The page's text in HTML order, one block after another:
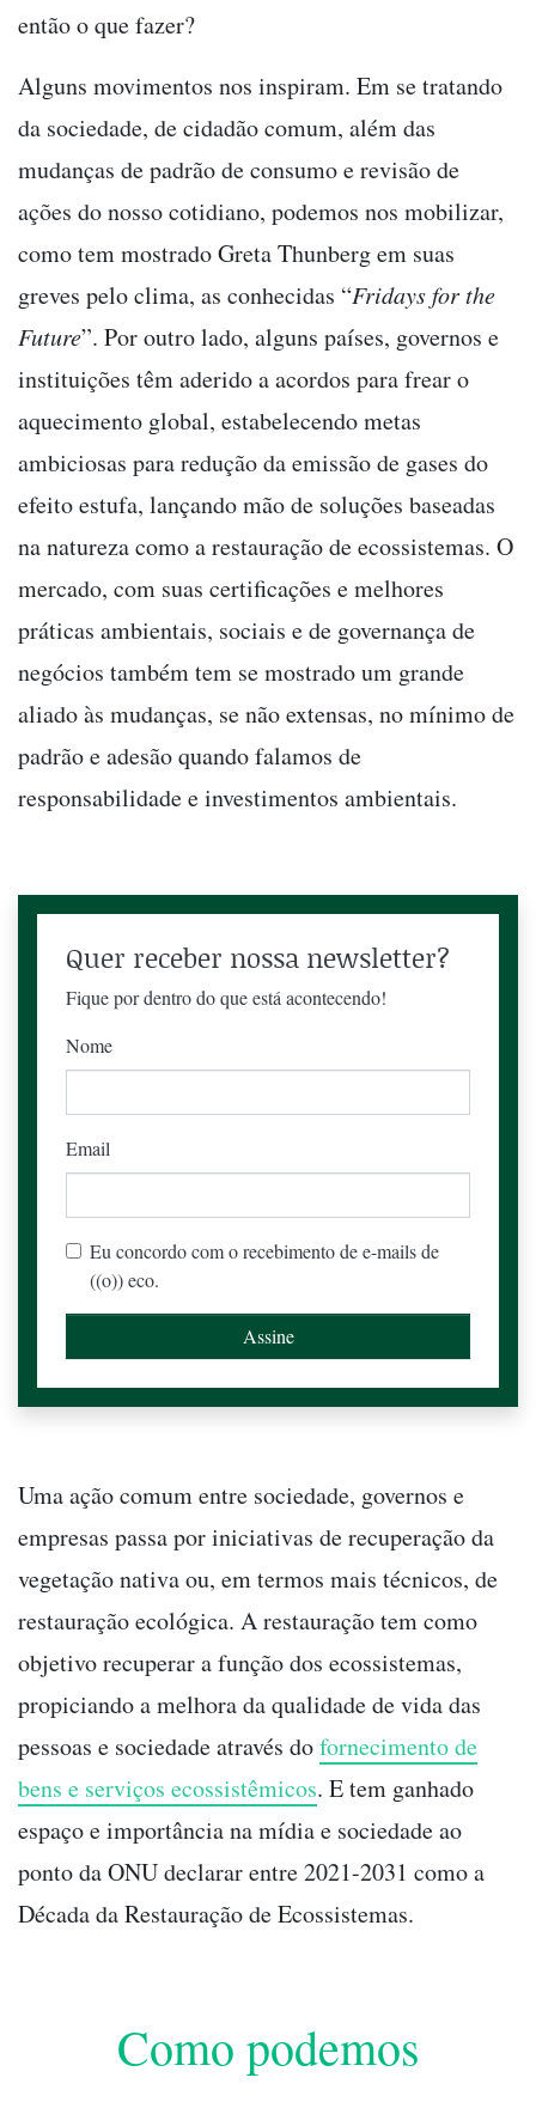
então o que fazer?
Alguns movimentos nos inspiram. Em se tratando
da sociedade, de cidadão comum, além das
mudanças de padrão de consumo e revisão de
ações do nosso cotidiano, podemos nos mobilizar,
como tem mostrado Greta Thunberg em suas
greves pelo clima, as conhecidas “Fridays for the
Future”. Por outro lado, alguns países, governos e
instituições têm aderido a acordos para frear o
aquecimento global, estabelecendo metas
ambiciosas para redução da emissão de gases do
efeito estufa, lançando mão de soluções baseadas
na natureza como a restauração de ecossistemas. O
mercado, com suas certificações e melhores
práticas ambientais, sociais e de governança de
negócios também tem se mostrado um grande
aliado às mudanças, se não extensas, no mínimo de
padrão e adesão quando falamos de
responsabilidade e investimentos ambientais.
Quer receber nossa newsletter?
Fique por dentro do que está acontecendo!
Nome
Email
Eu concordo com o recebimento de e-mails de
((o)) eco.
Uma ação comum entre sociedade, governos e
empresas passa por iniciativas de recuperação da
vegetação nativa ou, em termos mais técnicos, de
restauração ecológica. A restauração tem como
objetivo recuperar a função dos ecossistemas,
propiciando a melhora da qualidade de vida das
pessoas e sociedade através dofornecimento de
bens e serviços ecossistêmicos. E tem ganhado
espaço e importância na mídia e sociedade ao
ponto da ONU declarar entre 2021-2031 como a
Década da Restauração de Ecossistemas.
Como podemos